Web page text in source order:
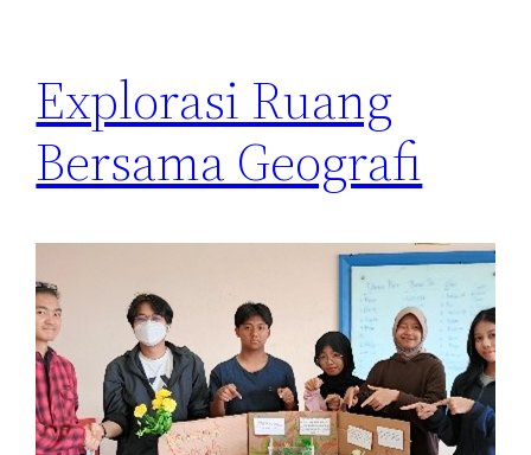
Explorasi Ruang
Bersama Geografi